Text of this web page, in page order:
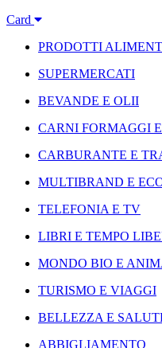
Card
PRODOTTI
SUPERMERCATI
BEVANDE E OLII
CARNI FORMAGGI
CARBURANTE E
MULTIBRAND E
TELEFONIA E TV
LIBRI E TEMPO
MONDO BIO E
TURISMO E VIAGGI
BELLEZZA E
ABBIGLIAMENTO